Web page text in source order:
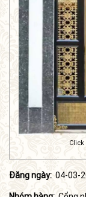
Đăng ngày: 04-03-